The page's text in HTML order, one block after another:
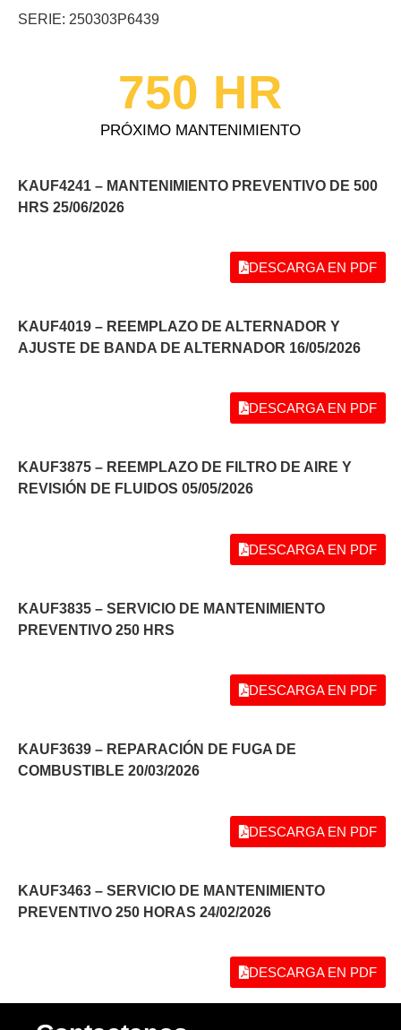
SERIE: 250303P6439
PRÓXIMO MANTENIMIENTO
750 HR
KAUF4241 – MANTENIMIENTO PREVENTIVO DE 500
HRS 25/06/2026
DESCARGA EN PDF
KAUF4019 – REEMPLAZO DE ALTERNADOR Y
AJUSTE DE BANDA DE ALTERNADOR 16/05/2026
DESCARGA EN PDF
KAUF3875 – REEMPLAZO DE FILTRO DE AIRE Y
REVISIÓN DE FLUIDOS 05/05/2026
DESCARGA EN PDF
KAUF3835 – SERVICIO DE MANTENIMIENTO
PREVENTIVO 250 HRS
DESCARGA EN PDF
KAUF3639 – REPARACIÓN DE FUGA DE
COMBUSTIBLE 20/03/2026
DESCARGA EN PDF
KAUF3463 – SERVICIO DE MANTENIMIENTO
PREVENTIVO 250 HORAS 24/02/2026
DESCARGA EN PDF